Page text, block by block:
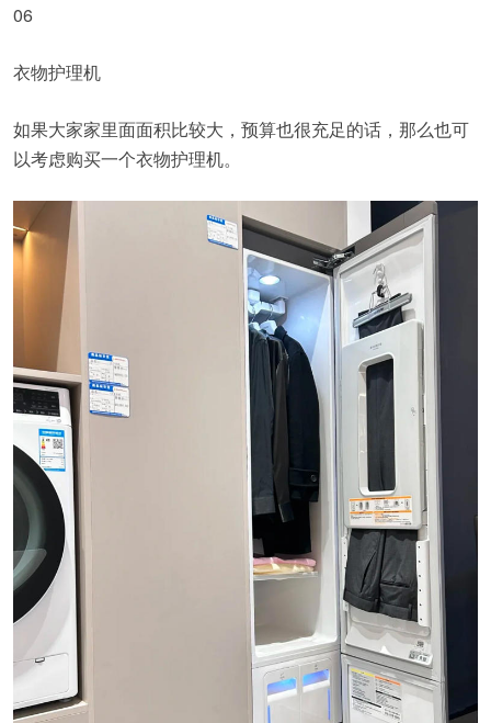
06
衣物护理机
如果大家家里面面积比较大，预算也很充足的话，那么也可
以考虑购买一个衣物护理机。